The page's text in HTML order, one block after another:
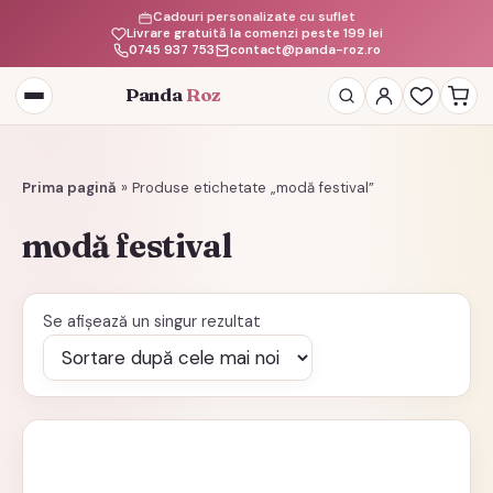
Livrare gratuită la comenzi peste 199 lei
Cadouri personalizate cu suflet
0745 937 753
contact@panda-roz.ro
Deschide
meniul
Panda Roz
Prima pagină » Produse etichetate „modă festival”
modă festival
Se afișează un singur rezultat
Acest